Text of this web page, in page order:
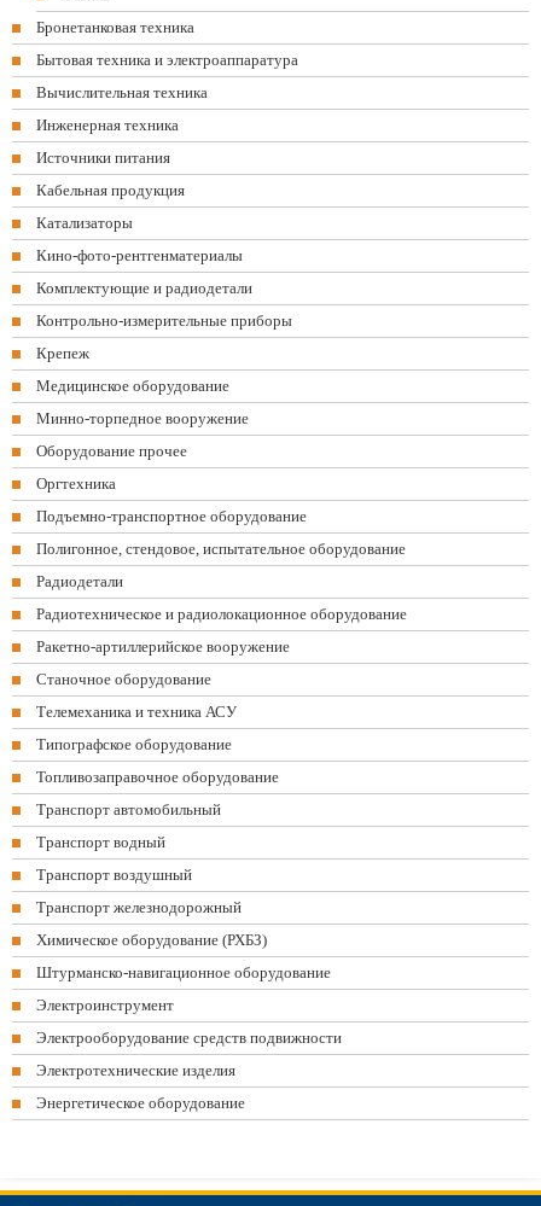
Бронетанковая техника
Бытовая техника и электроаппаратура
Вычислительная техника
Инженерная техника
Источники питания
Кабельная продукция
Катализаторы
Кино-фото-рентгенматериалы
Комплектующие и радиодетали
Контрольно-измерительные приборы
Крепеж
Медицинское оборудование
Минно-торпедное вооружение
Оборудование прочее
Оргтехника
Подъемно-транспортное оборудование
Полигонное, стендовое, испытательное оборудование
Радиодетали
Радиотехническое и радиолокационное оборудование
Ракетно-артиллерийское вооружение
Станочное оборудование
Телемеханика и техника АСУ
Типографское оборудование
Топливозаправочное оборудование
Транспорт автомобильный
Транспорт водный
Транспорт воздушный
Транспорт железнодорожный
Химическое оборудование (РХБЗ)
Штурманско-навигационное оборудование
Электроинструмент
Электрооборудование средств подвижности
Электротехнические изделия
Энергетическое оборудование